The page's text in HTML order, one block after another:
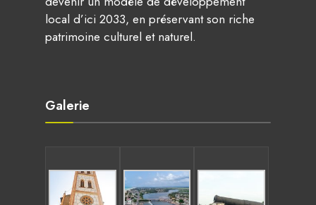
local d’ici 2033, en préservant son riche
patrimoine culturel et naturel.
Galerie